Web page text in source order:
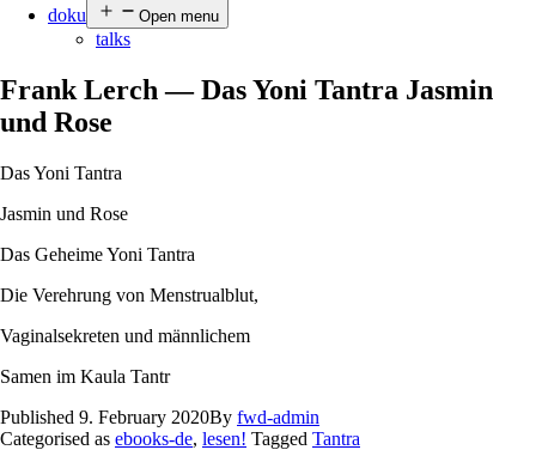
doku
Open menu
talks
Frank Lerch — Das Yoni Tantra Jasmin
und Rose
Das Yoni Tantra
Jasmin und Rose
Das Geheime Yoni Tantra
Die Verehrung von Menstrualblut,
Vaginalsekreten und männlichem
Samen im Kaula Tantr
Published 9. February 2020By fwd-admin
Categorised as ebooks-de, lesen! Tagged Tantra